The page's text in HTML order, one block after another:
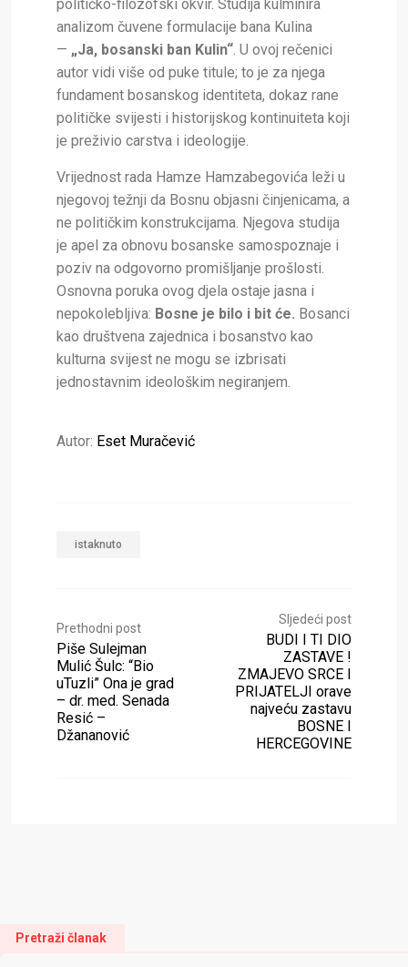
političko-filozofski okvir. Studija kulminira
analizom čuvene formulacije bana Kulina
— „Ja, bosanski ban Kulin“. U ovoj rečenici
autor vidi više od puke titule; to je za njega
fundament bosanskog identiteta, dokaz rane
političke svijesti i historijskog kontinuiteta koji
je preživio carstva i ideologije.
Vrijednost rada Hamze Hamzabegovića leži u
njegovoj težnji da Bosnu objasni činjenicama, a
ne političkim konstrukcijama. Njegova studija
je apel za obnovu bosanske samospoznaje i
poziv na odgovorno promišljanje prošlosti.
Osnovna poruka ovog djela ostaje jasna i
nepokolebljiva: Bosne je bilo i bit će. Bosanci
kao društvena zajednica i bosanstvo kao
kulturna svijest ne mogu se izbrisati
jednostavnim ideološkim negiranjem.
Autor: Eset Muračević
istaknuto
Prethodni post
Piše Sulejman
Mulić Šulc: “Bio
uTuzli” Ona je grad
– dr. med. Senada
Resić –
Džananović
Sljedeći post
BUDI I TI DIO
ZASTAVE !
ZMAJEVO SRCE I
PRIJATELJI orave
najveću zastavu
BOSNE I
HERCEGOVINE
Pretraži članak